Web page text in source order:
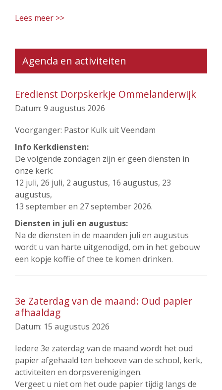
Lees meer >>
Agenda en activiteiten
Eredienst Dorpskerkje Ommelanderwijk
Datum: 9 augustus 2026
Voorganger: Pastor Kulk uit Veendam
Info Kerkdiensten:
De volgende zondagen zijn er geen diensten in
onze kerk:
12 juli, 26 juli, 2 augustus, 16 augustus, 23
augustus,
13 september en 27 september 2026.
Diensten in juli en augustus:
Na de diensten in de maanden juli en augustus
wordt u van harte uitgenodigd, om in het gebouw
een kopje koffie of thee te komen drinken.
3e Zaterdag van de maand: Oud papier
afhaaldag
Datum: 15 augustus 2026
Iedere 3e zaterdag van de maand wordt het oud
papier afgehaald ten behoeve van de school, kerk,
activiteiten en dorpsverenigingen.
Vergeet u niet om het oude papier tijdig langs de